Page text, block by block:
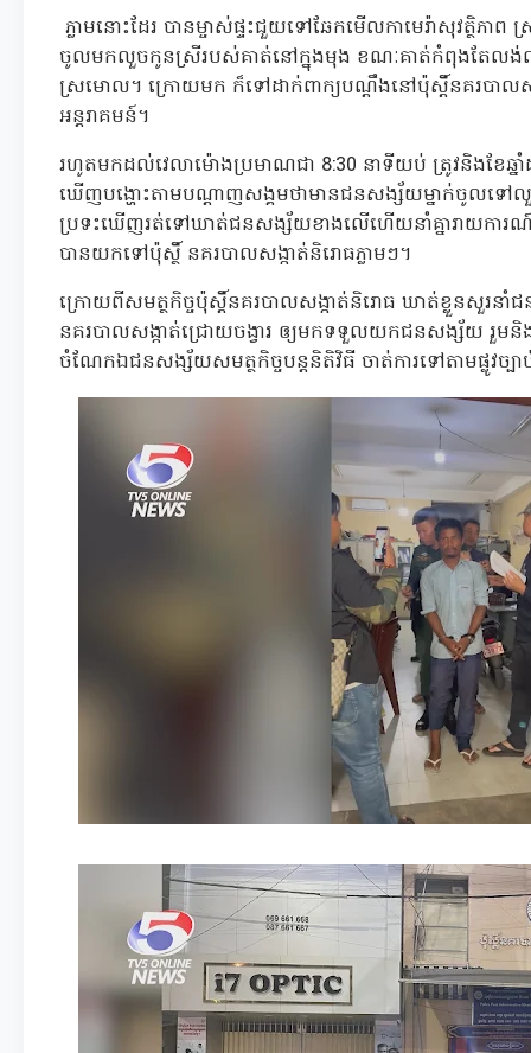
ភ្លាមនោះដែរ បានម្ចាស់ផ្ទះជួយទៅឆែកមើលកាមេរ៉ាសុវត្ថិភ
ចូលមកលួចកូនស្រីរបស់គាត់នៅក្នុងមុង ខណៈគាត់កំពុងតែលង់លក់
ស្រមោល។ ក្រោយមក ក៏ទៅដាក់ពាក្យបណ្ដឹងនៅប៉ុស្តិ៍នគរបាលស
អន្តរាគមន៍។
រហូតមកដល់វេលាម៉ោងប្រមាណជា 8:30 នាទីយប់ ត្រូវនិងខែឆ្ន
ឃើញបង្ហោះតាមបណ្តាញសង្គមថាមានជនសង្ស័យម្នាក់ចូល
ប្រទះឃើញរត់ទៅឃាត់ជនសង្ស័យខាងលើហើយនាំគ្នារាយការណ៍
បានយកទៅប៉ុស្ថិ៍ នគរបាលសង្កាត់និរោធភ្លាមៗ។
ក្រោយពីសមត្ថកិច្ចប៉ុស្តិ៍នគរបាលសង្កាត់និរោធ ឃាត់ខ្លួនសួរនាំ
នគរបាលសង្កាត់ជ្រោយចង្វារ ឲ្យមកទទួលយកជនសង្ស័យ រួម
ចំណែកឯជនសង្ស័យសមត្ថកិច្ចបន្តនិតិវិធី ចាត់ការទៅតាមផ្លូវច្ប